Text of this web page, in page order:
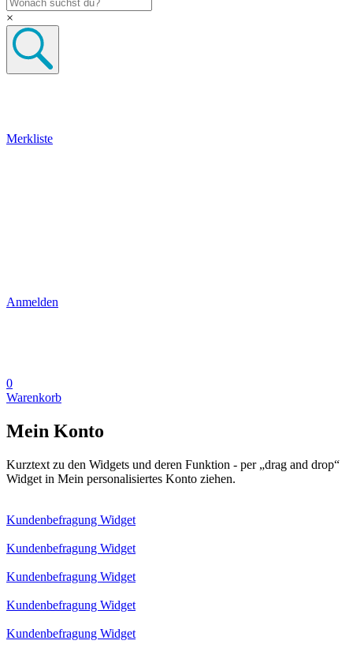
×
Merkliste
Anmelden
0
Warenkorb
Mein Konto
Kurztext zu den Widgets und deren Funktion - per „drag and drop“
Widget in Mein personalisiertes Konto ziehen.
Kundenbefragung Widget
Kundenbefragung Widget
Kundenbefragung Widget
Kundenbefragung Widget
Kundenbefragung Widget